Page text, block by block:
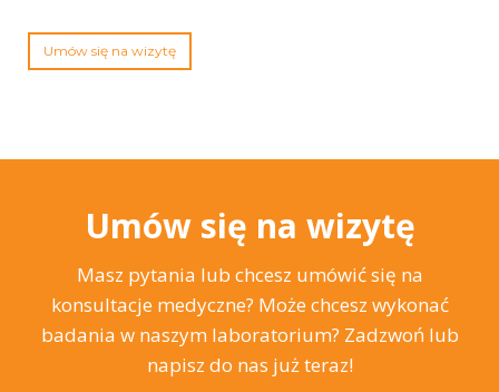
Umów się na wizytę
Umów się na wizytę
Masz pytania lub chcesz umówić się na
konsultacje medyczne? Może chcesz wykonać
badania w naszym laboratorium? Zadzwoń lub
napisz do nas już teraz!